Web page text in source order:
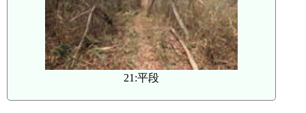
21:平段